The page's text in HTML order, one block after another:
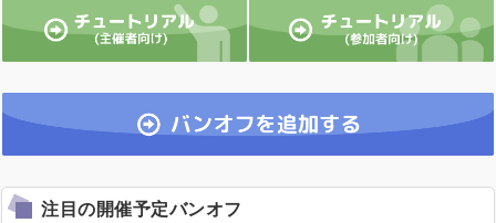
注目の開催予定バンオフ